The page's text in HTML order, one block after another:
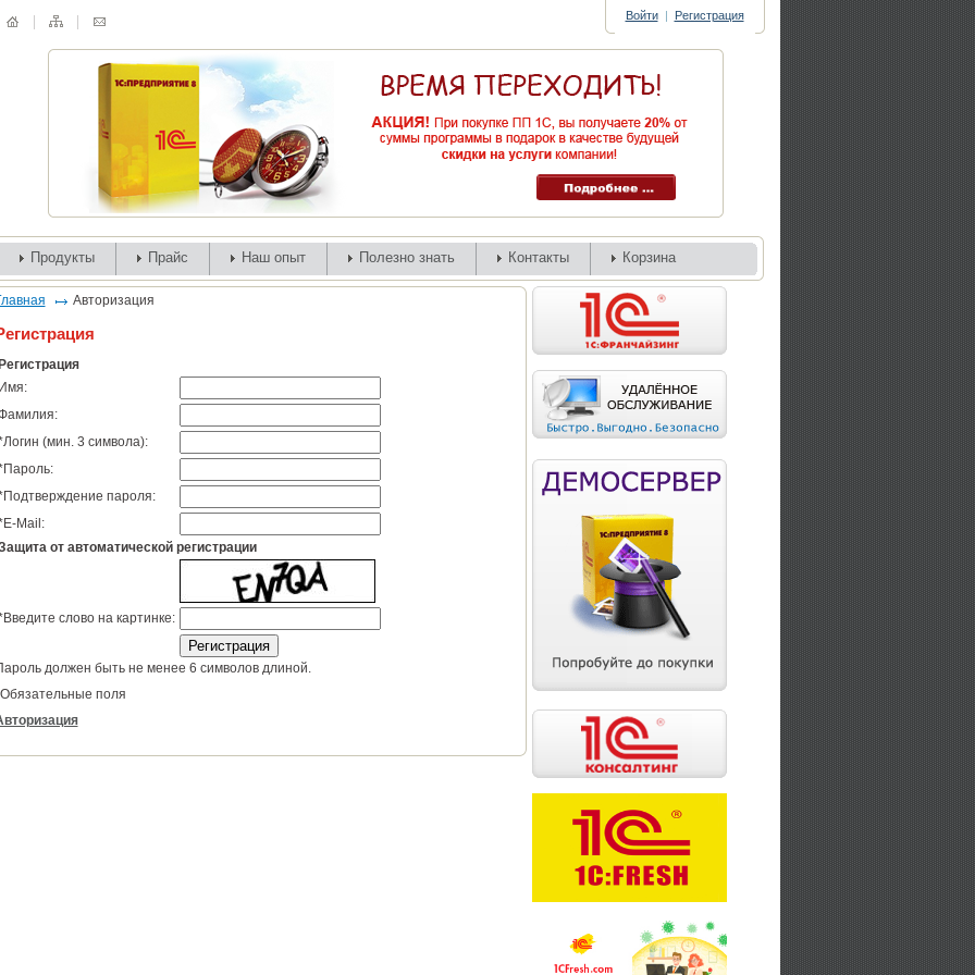
Войти | Регистрация
Продукты Прайс Наш опыт Полезно знать Контакты Корзина
Авторизация
Логин (мин. 3 символа):
Пароль:
Подтверждение пароля:
E-Mail:
от автоматической регистрации
Введите слово на картинке:
должен быть не менее 6 символов длиной.
Обязательные поля